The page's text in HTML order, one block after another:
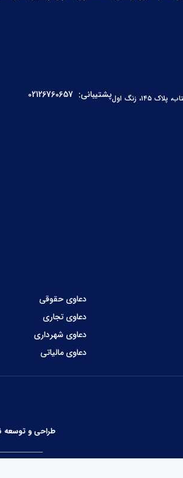
دعاوی حقوقی
دعاوی تجاری
دعاوی شهرداری
دعاوی مالیاتی
زنگ اول پشتیبانی: 02126760657
طراحی و توسعه